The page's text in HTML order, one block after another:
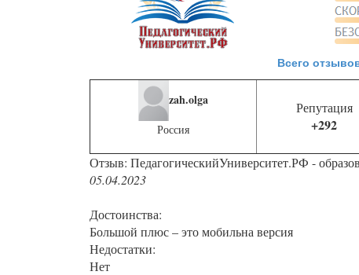
Всего
zah.olga
Россия
Репутация
+292
Отзыв: ПедагогическийУниверситет.РФ -
05.04.2023
Достоинства:
Большой плюс – это мобильна версия
Недостатки:
Нет